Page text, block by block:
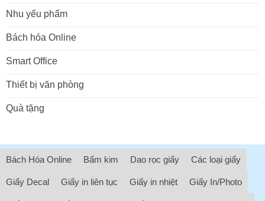
Nhu yếu phẩm
Bách hóa Online
Smart Office
Thiết bị văn phòng
Quà tặng
Bách Hóa Online Bấm kim Dao rọc giấy Các loại giấy
Giấy Decal Giấy in liên tục Giấy in nhiệt Giấy In/Photo